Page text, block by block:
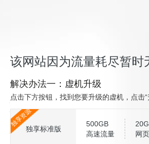
该网站因为流量耗尽暂时
解决办法一：虚机升级
点击下方按钮，找到您要升级的虚机，点击
独享资源
独享标准版
500GB
高速流量
网